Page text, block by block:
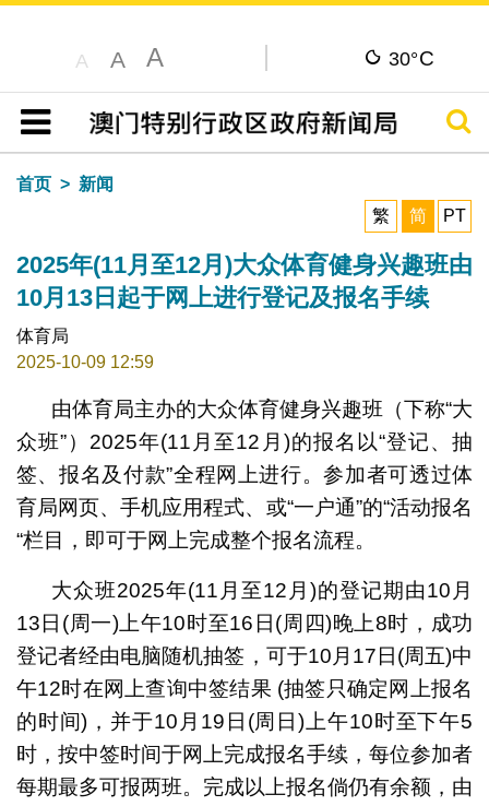
A A A 30°C
目录
搜寻
首页
新闻
繁
简 PT
2025年(11月至12月)大众体育健身兴趣班由
10月13日起于网上进行登记及报名手续
体育局
2025-10-09 12:59
由体育局主办的大众体育健身兴趣班（下称“大
众班”）2025年(11月至12月)的报名以“登记、抽
签、报名及付款”全程网上进行。参加者可透过体
育局网页、手机应用程式、或“一户通”的“活动报名
“栏目，即可于网上完成整个报名流程。
大众班2025年(11月至12月)的登记期由10月
13日(周一)上午10时至16日(周四)晚上8时，成功
登记者经由电脑随机抽签，可于10月17日(周五)中
午12时在网上查询中签结果 (抽签只确定网上报名
的时间)，并于10月19日(周日)上午10时至下午5
时，按中签时间于网上完成报名手续，每位参加者
每期最多可报两班。完成以上报名倘仍有余额，由